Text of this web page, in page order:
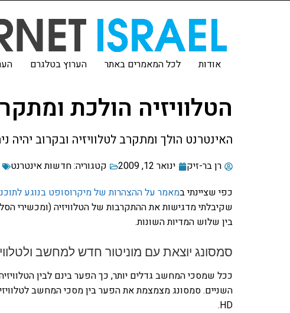
אודות לכל המאמרים באתר הערוץ בטלגרם
הטלוויזיה הולכת
האינטרנט הולך ומתקרב לטלוויזיה ובקרוב יהיה
רן בר-זיק ינואר 12, 2009 קטגוריה:חדשות אינטרנט
כפי שציינתי במאמר על ההצהרות של מיקרוסופט בנוגע
שקיבלתי מדגישות את ההתקרבות של הטלוויזיה (ומכשירי
בין שלוש המדיות השונות.
סמסונג יוצאת עם מוניטור חדש למחשב
ככל שמסכי המחשב גדלים יותר, כך הפער בינם לבין
HD.